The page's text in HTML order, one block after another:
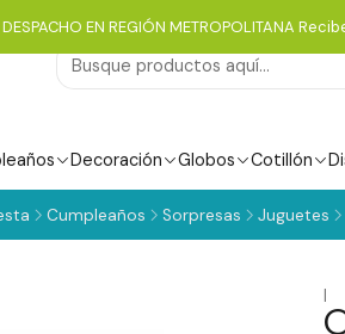
Decoración Globos Cotillón
EN REGIÓN METROPOLITANA
Cumpleaños Sorpresas Juguetes
|